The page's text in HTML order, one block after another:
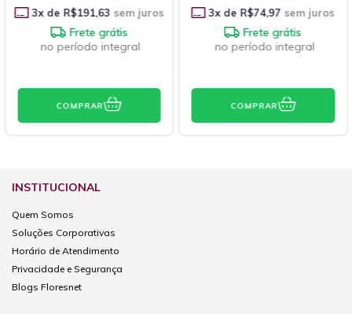
3x de R$191,63 sem juros
Frete grátis
no período integral
COMPRAR
3x de R$74,97 sem juros
Frete grátis
no período integral
COMPRAR
INSTITUCIONAL
Quem Somos
Soluções Corporativas
Horário de Atendimento
Privacidade e Segurança
Blogs Floresnet